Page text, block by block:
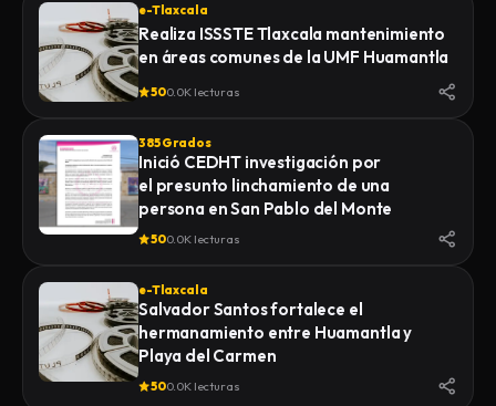
e-Tlaxcala
Realiza ISSSTE Tlaxcala mantenimiento
en áreas comunes de la UMF Huamantla
500.0K lecturas
385 Grados
Inició CEDHT investigación por
el presunto linchamiento de una
500.0K lecturas
e-Tlaxcala
Salvador Santos fortalece el
hermanamiento entre Huamantla y
Playa del Carmen
500.0K lecturas